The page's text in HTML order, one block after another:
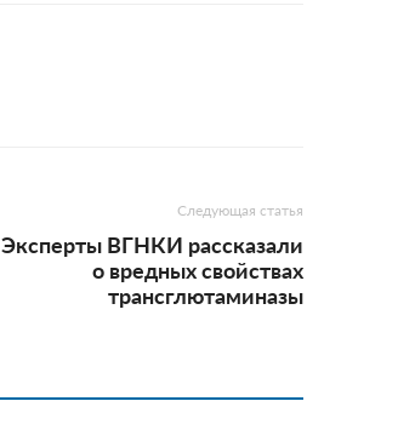
Следующая статья
Эксперты ВГНКИ рассказали
о вредных свойствах
трансглютаминазы